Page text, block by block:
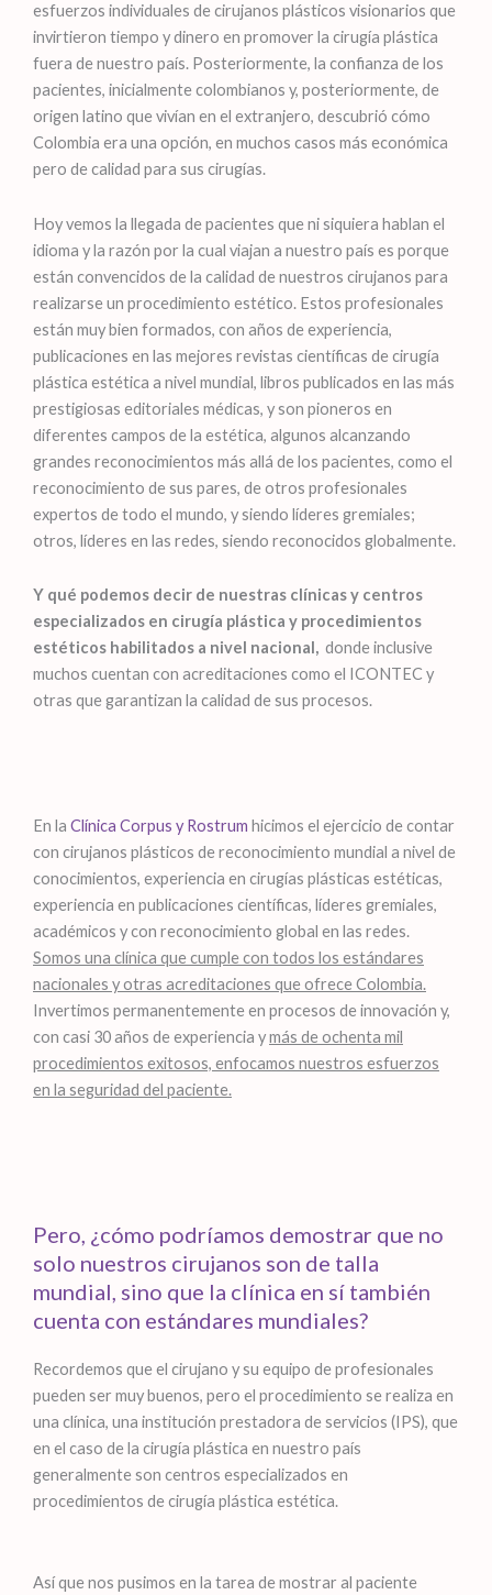
esfuerzos individuales de cirujanos plásticos visionarios que
invirtieron tiempo y dinero en promover la cirugía plástica
fuera de nuestro país. Posteriormente, la confianza de los
pacientes, inicialmente colombianos y, posteriormente, de
origen latino que vivían en el extranjero, descubrió cómo
Colombia era una opción, en muchos casos más económica
pero de calidad para sus cirugías.
Hoy vemos la llegada de pacientes que ni siquiera hablan el
idioma y la razón por la cual viajan a nuestro país es porque
están convencidos de la calidad de nuestros cirujanos para
realizarse un procedimiento estético. Estos profesionales
están muy bien formados, con años de experiencia,
publicaciones en las mejores revistas científicas de cirugía
plástica estética a nivel mundial, libros publicados en las más
prestigiosas editoriales médicas, y son pioneros en
diferentes campos de la estética, algunos alcanzando
grandes reconocimientos más allá de los pacientes, como el
reconocimiento de sus pares, de otros profesionales
expertos de todo el mundo, y siendo líderes gremiales;
otros, líderes en las redes, siendo reconocidos globalmente.
Y qué podemos decir de nuestras clínicas y centros
especializados en cirugía plástica y procedimientos
estéticos habilitados a nivel nacional, donde inclusive
muchos cuentan con acreditaciones como el ICONTEC y
otras que garantizan la calidad de sus procesos.
En la Clínica Corpus y Rostrum hicimos el ejercicio de contar
con cirujanos plásticos de reconocimiento mundial a nivel de
conocimientos, experiencia en cirugías plásticas estéticas,
experiencia en publicaciones científicas, líderes gremiales,
académicos y con reconocimiento global en las redes.
Somos una clínica que cumple con todos los estándares
nacionales y otras acreditaciones que ofrece Colombia.
Invertimos permanentemente en procesos de innovación y,
con casi 30 años de experiencia ymás de ochenta mil
procedimientos exitosos, enfocamos nuestros esfuerzos
en la seguridad del paciente.
Pero, ¿cómo podríamos demostrar que no
solo nuestros cirujanos son de talla
mundial, sino que la clínica en sí también
cuenta con estándares mundiales?
Recordemos que el cirujano y su equipo de profesionales
pueden ser muy buenos, pero el procedimiento se realiza en
una clínica, una institución prestadora de servicios (IPS), que
en el caso de la cirugía plástica en nuestro país
generalmente son centros especializados en
procedimientos de cirugía plástica estética.
Así que nos pusimos en la tarea de mostrar al paciente